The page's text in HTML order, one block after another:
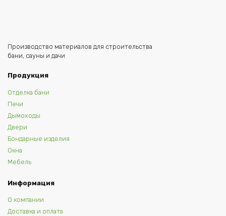
Производство материалов для строительства
бани, сауны и дачи
Продукция
Отделка бани
Печи
Дымоходы
Двери
Бондарные изделия
Окна
Мебель
Информация
О компании
Доставка и оплата